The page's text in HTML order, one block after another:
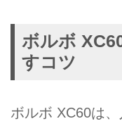
ボルボ
すコツ
ボルボ XC60は